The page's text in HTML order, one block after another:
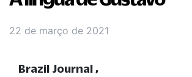
22 de março de 2021
Brazil Journal